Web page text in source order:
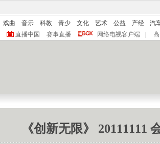
戏曲 音乐 科教 青少 文化 艺术 公益 产经 汽
直播中国 赛事直播 网络电视客户端
《创新无限》 20111111